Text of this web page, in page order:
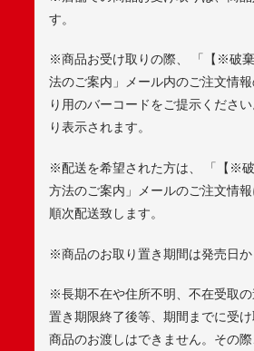
す。
※商品お受け取りの際、 「【※破
法のご案内」メール内のご注文情
り用のバーコードをご提示くださ
り表示されます。
※配送を希望された方は、 「【※
方法のご案内」メールのご注文情
順次配送致します。
※商品のお取り置き期間は発売日か
※長期不在や住所不明、不在受取
置き期限終了後等、期間までに受け
商品のお渡しはできません。その